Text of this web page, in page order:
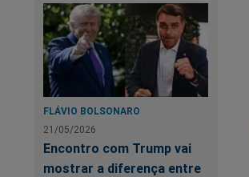
FLÁVIO BOLSONARO
21/05/2026
Encontro com Trump vai
mostrar a diferença entre